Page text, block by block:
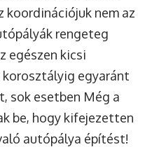
koordinációjuk nem az
rengeteg
egészen kicsi
egyaránt
sok esetben Még a
be, hogy kifejezetten
autópálya építést!